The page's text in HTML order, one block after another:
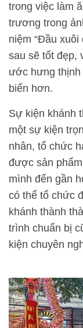
trong việc làm
trương trong
niệm “Đầu
sau sẽ tốt đẹp,
ước hưng thịnh
biến hơn.
Sự kiện khánh
một sự kiện
nhân, tổ chức
được sản
mình đến gần
có thể tổ chức
khánh thành
trình chuẩn bị
kiện chuyên